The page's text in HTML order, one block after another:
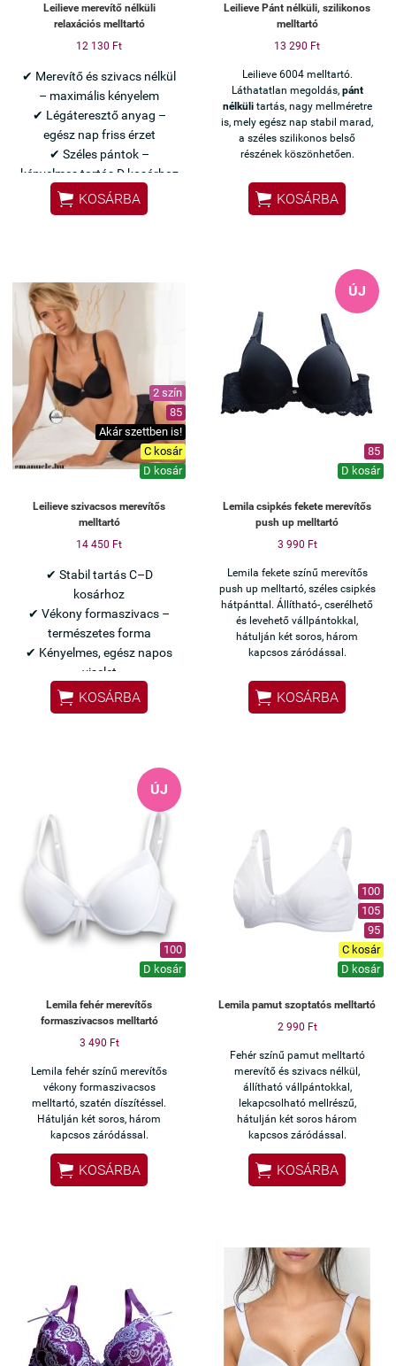
Leilieve merevítő nélküli
relaxációs melltartó
12 130 Ft
✔ Merevítő és szivacs nélkül
– maximális kényelem
✔ Légáteresztő anyag –
egész nap friss érzet
✔ Széles pántok –
kényelmes tartás D kosárhoz
Olasz Leilieve minőség
 KOSÁRBA
Leilieve Pánt nélküli, szilikonos
melltartó
13 290 Ft
Leilieve 6004 melltartó.
Láthatatlan megoldás, pánt
nélkülitartás, nagy mellméretre
is, mely egész nap stabil marad,
a széles szilikonos belső
részének köszönhetően.
 KOSÁRBA
2 szín
85
Akár szettben is!
C kosár
D kosár
Leilieve szivacsos merevítős
melltartó
14 450 Ft
✔ Stabil tartás C–D
kosárhoz
✔ Vékony formaszivacs –
természetes forma
✔ Kényelmes, egész napos
viselet
Olasz Leilieve minőség
 KOSÁRBA
ÚJ
85
D kosár
Lemila csipkés fekete merevítős
push up melltartó
3 990 Ft
Lemila fekete színű merevítős
push up melltartó, széles csipkés
hátpánttal. Állítható-, cserélhető
és levehető vállpántokkal,
hátulján két soros, három
kapcsos záródással.
 KOSÁRBA
ÚJ
100
D kosár
Lemila fehér merevítős
formaszivacsos melltartó
3 490 Ft
Lemila fehér színű merevítős
vékony formaszivacsos
melltartó, szatén díszítéssel.
Hátulján két soros, három
kapcsos záródással.
 KOSÁRBA
100
105
95
C kosár
D kosár
Lemila pamut szoptatós melltartó
2 990 Ft
Fehér színű pamut melltartó
merevítő és szivacs nélkül,
állítható vállpántokkal,
lekapcsolható mellrészű,
hátulján két soros három
kapcsos záródással.
 KOSÁRBA